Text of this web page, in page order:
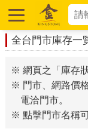
全台門市庫存一
※ 網頁之「庫存
※ 門市、網路價
電洽門市。
※ 點擊門市名稱